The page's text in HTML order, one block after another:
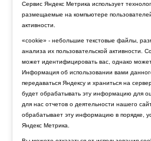
Сервис Яндекс Метрика использует
размещаемые на компьютере
активности.
«cookie» - небольшие текстовые файлы,
анализа их пользовательской
может идентифицировать вас, однако
Информация об использовании вами
передаваться Яндексу и храниться на
будет обрабатывать эту информацию для
для нас отчетов о деятельности нашего
обрабатывает эту информацию в порядке,
Яндекс Метрика.